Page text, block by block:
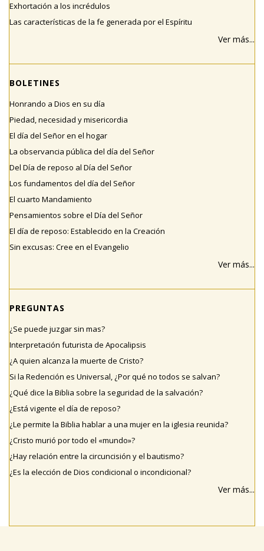
Exhortación a los incrédulos
Las características de la fe generada por el Espíritu
Ver más...
BOLETINES
Honrando a Dios en su día
Piedad, necesidad y misericordia
El día del Señor en el hogar
La observancia pública del día del Señor
Del Día de reposo al Día del Señor
Los fundamentos del día del Señor
El cuarto Mandamiento
Pensamientos sobre el Día del Señor
El día de reposo: Establecido en la Creación
Sin excusas: Cree en el Evangelio
Ver más...
PREGUNTAS
¿Se puede juzgar sin mas?
Interpretación futurista de Apocalipsis
¿A quien alcanza la muerte de Cristo?
Si la Redención es Universal, ¿Por qué no todos se salvan?
¿Qué dice la Biblia sobre la seguridad de la salvación?
¿Está vigente el día de reposo?
¿Le permite la Biblia hablar a una mujer en la iglesia reunida?
¿Cristo murió por todo el «mundo»?
¿Hay relación entre la circuncisión y el bautismo?
¿Es la elección de Dios condicional o incondicional?
Ver más...